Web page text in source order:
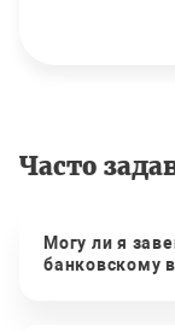
Часто
Могу ли я
банковскому